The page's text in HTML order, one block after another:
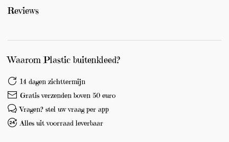
Reviews
Waarom Plastic buitenkleed?
14 dagen zichttermijn
Gratis verzenden boven 50 euro
Vragen? stel uw vraag per app
Alles uit voorraad leverbaar